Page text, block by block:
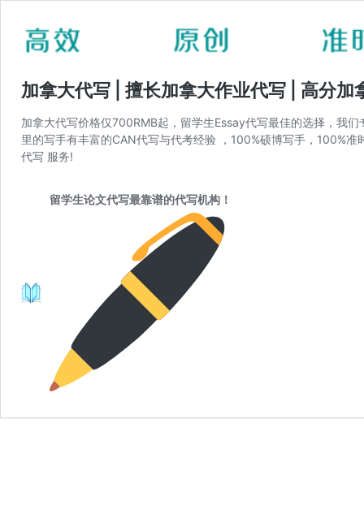
加拿大代写 | 擅长加拿大作业代写 | 高分加
加拿大代写价格仅700RMB起，留学生Essay代写最佳的选择，我
里的写手有丰富的CAN代写与代考经验 ，100%硕博写手，100%
代写 服务!
留学生论文代写最靠谱的代写机构！